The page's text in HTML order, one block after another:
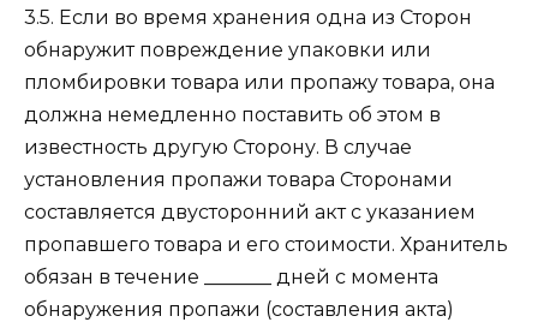
3.5. Если во время хранения одна из Сторон
обнаружит повреждение упаковки или
пломбировки товара или пропажу товара, она
должна немедленно поставить об этом в
известность другую Сторону. В случае
установления пропажи товара Сторонами
составляется двусторонний акт с указанием
пропавшего товара и его стоимости. Хранитель
обязан в течение _______ дней с момента
обнаружения пропажи (составления акта)